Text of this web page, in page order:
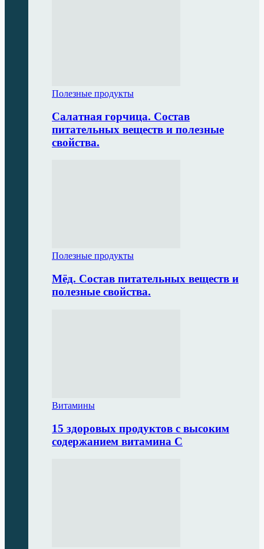
Полезные продукты
Салатная горчица. Состав
питательных веществ и полезные
свойства.
Полезные продукты
Мёд. Состав питательных веществ и
полезные свойства.
Витамины
15 здоровых продуктов с высоким
содержанием витамина С